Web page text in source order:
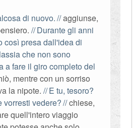
di nuovo. aggiunse,
Durante gli anni
così presa dall'idea di
che non sono
a fare il giro completo del
mentre con un sorriso
la nipote. E tu, tesoro?
vorresti vedere? chiese,
quell'intero viaggio